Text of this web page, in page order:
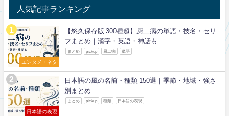
人気記事ランキング
エンタメ・ネタ
【悠久保存版 300種超】厨二病の単語・技名・セリ
フまとめ｜漢字・英語・神話も
まとめ pickup 厨二病 単語
日本語の表現
日本語の風の名前・種類 150選｜季節・地域・強さ
別まとめ
まとめ pickup 種類 日本語の表現